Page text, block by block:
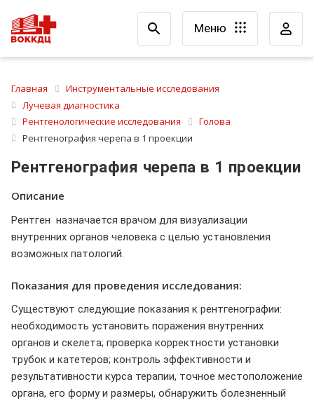
Меню
Главная
Инструментальные исследования
Лучевая диагностика
Рентгенологические исследования
Голова
Рентгенография черепа в 1 проекции
Рентгенография черепа в 1 проекции
Описание
Рентген назначается врачом для визуализации
внутренних органов человека с целью установления
возможных патологий.
Показания для проведения исследования:
Существуют следующие показания к рентгенографии:
необходимость установить поражения внутренних
органов и скелета; проверка корректности установки
трубок и катетеров; контроль эффективности и
результативности курса терапии, точное местоположение
органа, его форму и размеры, обнаружить болезненный